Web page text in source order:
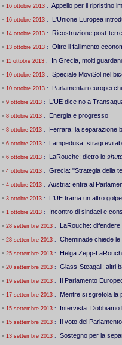
•16 ottobre 2013 : Appello per il ripristino
•16 ottobre 2013 :
L'Unione Europea
•14 ottobre 2013 :
Ricostruzione post-
•13 ottobre 2013 :
Oltre il fallimento
•11 ottobre 2013 :
In Grecia, molti
•10 ottobre 2013 :
Speciale MoviSol nel
•10 ottobre 2013 :
Parlamentari europei
•9 ottobre 2013 :
L'UE dice no a
•8 ottobre 2013 :
Energia e progresso
•8 ottobre 2013 :
Ferrara: la separazione
•6 ottobre 2013 :
Lampedusa: stragi
•6 ottobre 2013 : LaRouche: dietro lo
•4 ottobre 2013 :
Grecia: "Strategia della
•4 ottobre 2013 : Austria: entra al
•3 ottobre 2013 :
L'UE trama un altro
•1 ottobre 2013 :
Incontro di sindaci e
•28 settembre 2013 :
LaRouche:
•28 settembre 2013 :
Cheminade chiede
•25 settembre 2013 :
Helga Zepp-
•20 settembre 2013 :
Glass-Steagall: altri
•19 settembre 2013 :
Il Parlamento
•17 settembre 2013 :
Mentre si sgretola la
•15 settembre 2013 :
Intervista: Dobbiamo
•15 settembre 2013 :
Il voto del
•13 settembre 2013 :
Sostegno per la